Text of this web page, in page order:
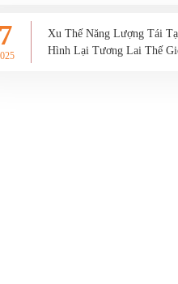
Xu Thế Năng Lượng Tái
Hình Lại Tương Lai Thế